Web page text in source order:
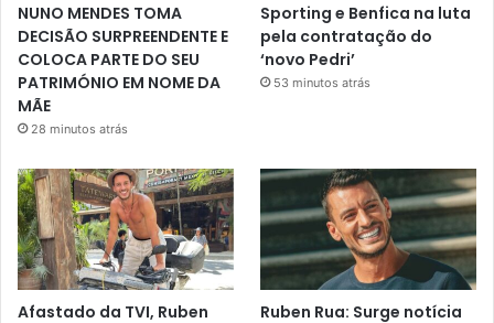
NUNO MENDES TOMA
DECISÃO SURPREENDENTE E
COLOCA PARTE DO SEU
PATRIMÓNIO EM NOME DA
MÃE
28 minutos atrás
Sporting e Benfica na luta
pela contratação do
‘novo Pedri’
53 minutos atrás
Afastado da TVI, Ruben Ruben Rua: Surge notícia